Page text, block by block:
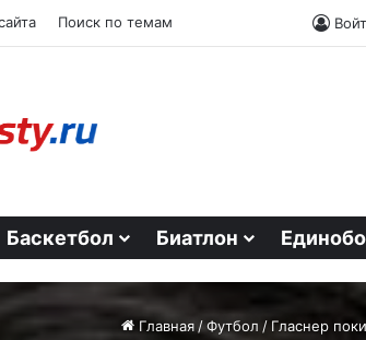
Поиск по темам
Баскетбол Биатлон
Главная /Футбол / Гласнер